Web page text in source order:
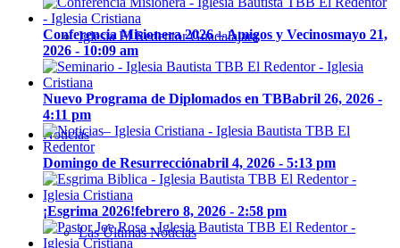
Iglesia El Redentor Guadalajara
Noticias
Las Últimas Noticias
Conferencia Misionera 2026 – Amigos y Vecinosmayo 21,
2026 - 10:09 am
Nuevo Programa de Diplomados en TBBabril 26, 2026 -
4:11 pm
Domingo de Resurrecciónabril 4, 2026 - 5:13 pm
¡Esgrima 2026!febrero 8, 2026 - 2:58 pm